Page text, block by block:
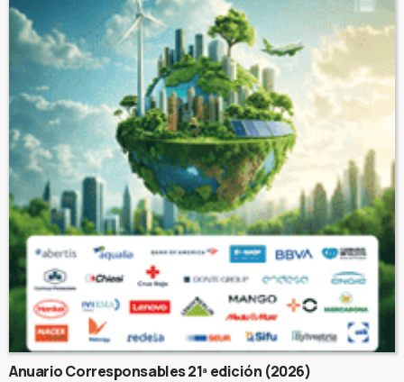
Anuario Corresponsables 21ª edición (2026)